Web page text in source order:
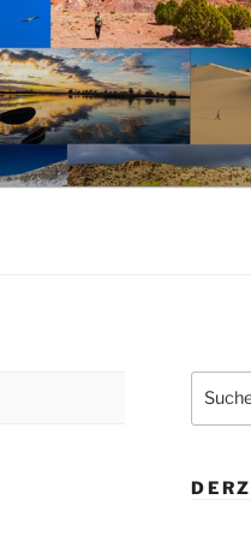
nach: